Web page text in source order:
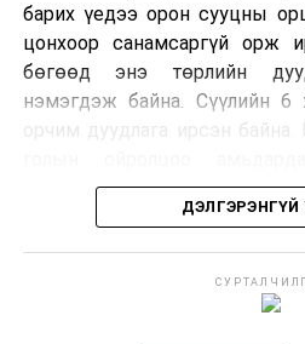
барих үедээ орон сууцны
цонхоор санамсаргүй орж
бөгөөд энэ төрлийн
нэмэгдэж байна. Сүүлийн 6
орчим дуудлага ирсэн
хамгаалалтын тор
сэргийлэхийг зөвлөж байна.
ажлын цагаар Нийслэлийн